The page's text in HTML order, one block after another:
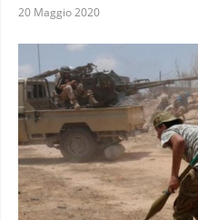
20 Maggio 2020